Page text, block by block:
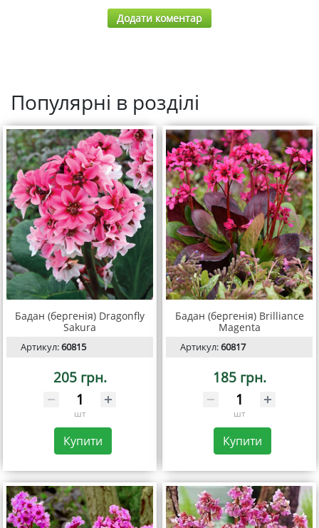
Додати коментар
Популярні в розділі
Бадан (бергенія) Dragonfly
Sakura
Артикул:60815
205 грн.
шт
Купити
Бадан (бергенія) Brilliance
Magenta
Артикул:60817
185 грн.
шт
Купити